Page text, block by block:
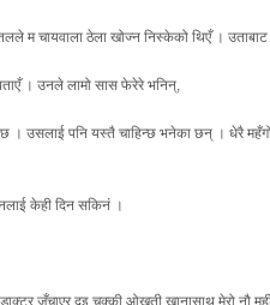
म चायवाला ठेला खोज्न निस्केको थिएँ ।
। उनले लामो सास फेरेरे भनिन्,
छ । उसलाई पनि यस्तै चाहिन्छ भनेका छन् । धेरै
केही दिन सकिनं ।